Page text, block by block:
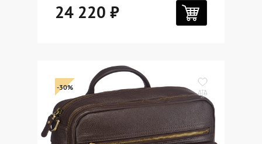
24 220 ₽
-30%